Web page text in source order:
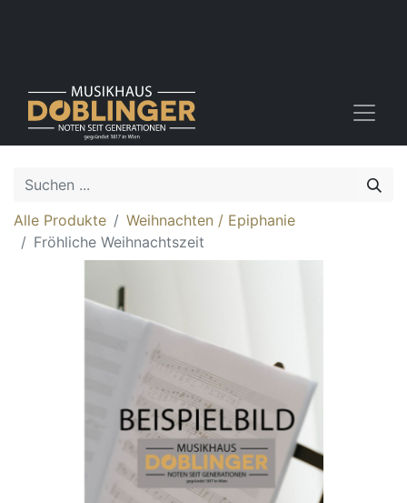
Alle Produkte
Weihnachten / Epiphanie
Fröhliche Weihnachtszeit